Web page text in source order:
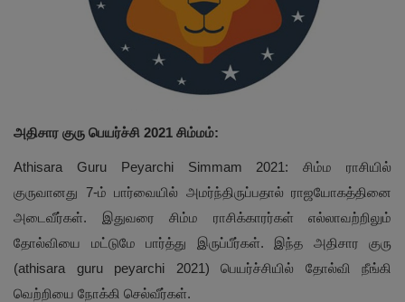
அதிசார குரு பெயர்ச்சி 2021 சிம்மம்:
Athisara Guru Peyarchi Simmam 2021: சிம்ம ராசியில்
குருவானது 7-ம் பார்வையில் அமர்ந்திருப்பதால் ராஜயோகத்தினை
அடைவீர்கள். இதுவரை சிம்ம ராசிக்காரர்கள் எல்லாவற்றிலும்
தோல்வியை மட்டுமே பார்த்து இருப்பீர்கள். இந்த அதிசார குரு
(athisara guru peyarchi 2021) பெயர்ச்சியில் தோல்வி நீங்கி
வெற்றியை நோக்கி செல்வீர்கள்.